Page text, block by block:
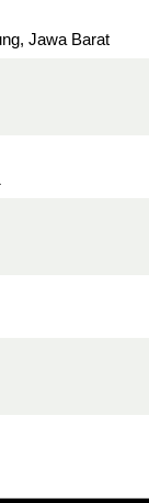
Jawa Barat